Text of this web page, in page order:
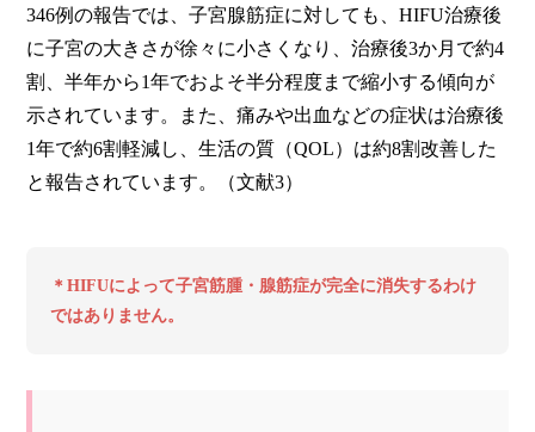
346例の報告では、子宮腺筋症に対しても、HIFU治療後
に子宮の大きさが徐々に小さくなり、治療後3か月で約4
割、半年から1年でおよそ半分程度まで縮小する傾向が
示されています。また、痛みや出血などの症状は治療後
1年で約6割軽減し、生活の質（QOL）は約8割改善した
と報告されています。（文献3）
＊HIFUによって子宮筋腫・腺筋症が完全に消失するわけ
ではありません。